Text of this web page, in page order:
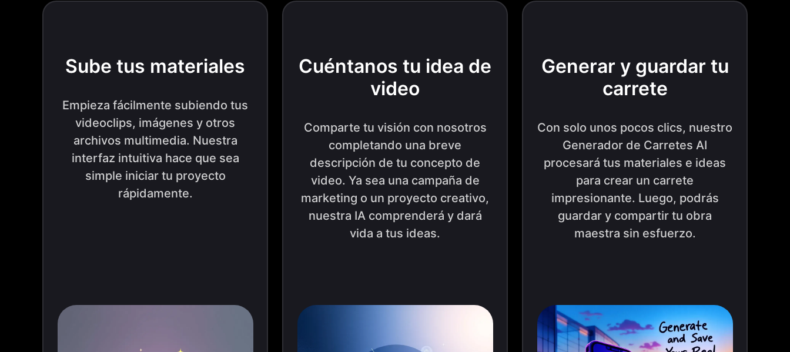
Sube tus materiales
Empieza fácilmente subiendo tus
videoclips, imágenes y otros
archivos multimedia. Nuestra
interfaz intuitiva hace que sea
simple iniciar tu proyecto
rápidamente.
Cuéntanos tu idea de
video
Comparte tu visión con nosotros
completando una breve
descripción de tu concepto de
video. Ya sea una campaña de
marketing o un proyecto creativo,
nuestra IA comprenderá y dará
vida a tus ideas.
Generar y guardar tu
carrete
Con solo unos pocos clics, nuestro
Generador de Carretes AI
procesará tus materiales e ideas
para crear un carrete
impresionante. Luego, podrás
guardar y compartir tu obra
maestra sin esfuerzo.